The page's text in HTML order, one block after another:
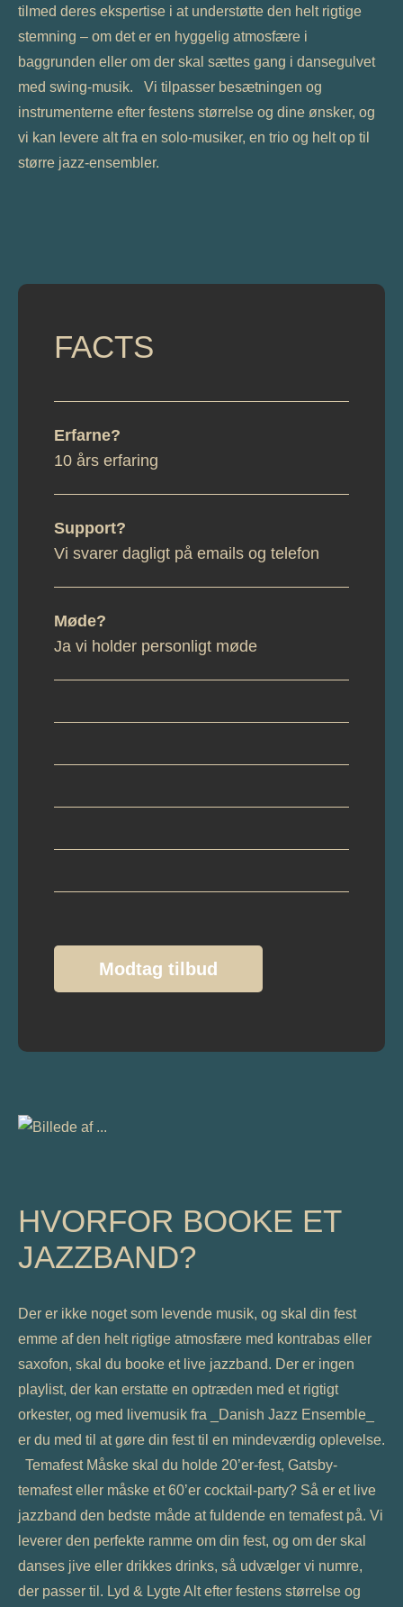
tilmed deres ekspertise i at understøtte den helt rigtige
stemning – om det er en hyggelig atmosfære i
baggrunden eller om der skal sættes gang i dansegulvet
med swing-musik. Vi tilpasser besætningen og
instrumenterne efter festens størrelse og dine ønsker, og
vi kan levere alt fra en solo-musiker, en trio og helt op til
større jazz-ensembler.
FACTS
Erfarne?
10 års erfaring
Support?
Vi svarer dagligt på emails og telefon
Møde?
Ja vi holder personligt møde
Modtag tilbud
HVORFOR BOOKE ET
JAZZBAND?
Der er ikke noget som levende musik, og skal din fest
emme af den helt rigtige atmosfære med kontrabas eller
saxofon, skal du booke et live jazzband. Der er ingen
playlist, der kan erstatte en optræden med et rigtigt
orkester, og med livemusik fra _Danish Jazz Ensemble_
er du med til at gøre din fest til en mindeværdig oplevelse.
Temafest Måske skal du holde 20’er-fest, Gatsby-
temafest eller måske et 60’er cocktail-party? Så er et live
jazzband den bedste måde at fuldende en temafest på. Vi
leverer den perfekte ramme om din fest, og om der skal
danses jive eller drikkes drinks, så udvælger vi numre,
der passer til. Lyd & Lygte Alt efter festens størrelse og